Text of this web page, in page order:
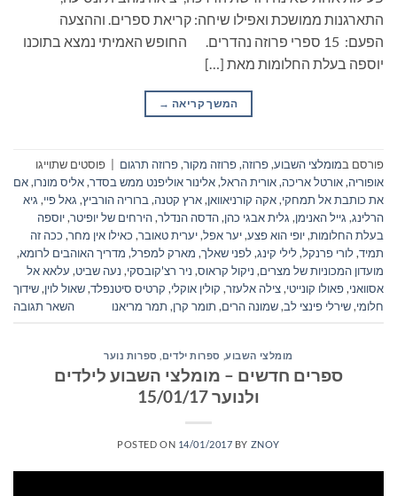
התארגנות ממושכת ואפילו שיחה: קריאת ספרים. וההצעה
הפעם: 15 ספרי פרוזה נהדרים. החופש האמיתי נמצא בתוכנו
יוספה בעלת החלומות מאת […]
המשך קריאה →
פורסם במומלצי השבוע,פרוזה,פרוזה מקור,פרוזה תרגום
פוסטים שתוייגו
אופוריה,אורטל אריכה,אורית הראל,אלינור אוליפנט ממש בסדר,אליס מונרו,אם
את כותבת אל תמחקי,אקה קורניאוואן,ארץ קטנה, ברוריה הורביץ, גאל פיי, גיא
הרלינג, גייל האנימן, גלית אבגי כהן,הדסה הנדלר,הירחים של יופיטר,יוספה
בעלת החלומות,יופי הוא פצע,יער אפל,יערית טאובר, כאילו אין מחר, ככה זה
תמיד,לורי פרנקל,לילי קינג,לפני שאלך, מארק למפרל, מדריך האוהבים לרומא,
מועדון המכוניות של מצרים, ניקול קראוס, ניר רצ'קובסקי, נעה שביט, עלאא אל
אסוואני,פאולו קונייטי,צילה אלעזר, קולין אוקלי, קרטיס סיטנפלד,שאול לוין,שידוך
חלומי,שירלי פינצי לב,שמונה הרים, תומר קרן, תמר מריאנו השאר תגובה
מומלצי השבוע, ספרות ילדים ספרות נוער
ספרים חדשים – מומלצי השבוע לילדים
ולנוער 15/01/17
POSTED ON 14/01/2017 BY ZNOY